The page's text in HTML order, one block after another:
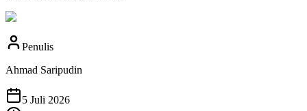
Penulis
Ahmad Saripudin
5 Juli 2026